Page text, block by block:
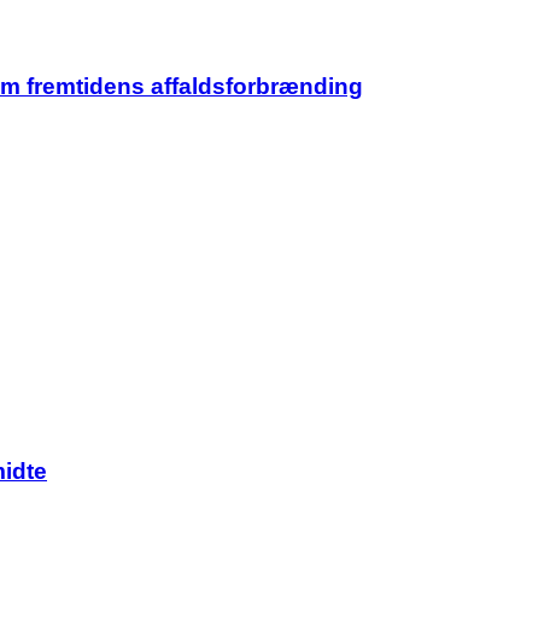
fremtidens affaldsforbrænding